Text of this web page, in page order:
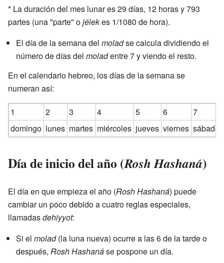
* La duración del mes lunar es 29 días, 12 horas y 793
partes (una "parte" ojélekes 1/1080 de hora).
El día de la semana del moladse calcula dividiendo el
número de días del moladentre 7 y viendo el resto.
En el calendario hebreo, los días de la semana se
numeran así:
1 2 3 4 5 6
7
domingo lunes martes miércoles jueves viernes sábado
Día de inicio del año (Rosh Hashaná)
El día en que empieza el año (Rosh Hashaná) puede
cambiar un poco debido a cuatro reglas especiales,
llamadasdehiyyot:
Si el molad(la luna nueva) ocurre a las 6 de la tarde o
después, Rosh Hashanáse pospone un día.